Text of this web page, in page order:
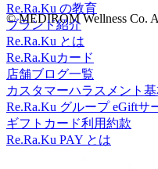
© MEDIROM Wellness Co.
Re.Ra.Ku の教育
ブランド紹介
Re.Ra.Ku とは
Re.Ra.Kuカード
店舗ブログ一覧
カスタマーハラスメント
Re.Ra.Ku グループ eGiftサ
ギフトカード利用約款
Re.Ra.Ku PAY とは